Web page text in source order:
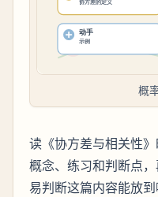
概
读《协方差与相关性》
概念、练习和判断点
易判断这篇内容能放到